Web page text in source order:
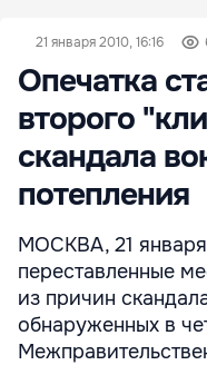
21 января 2010, 16:16
Опечатка
второго
скандала
потепления
МОСКВА, 21
переставленные
из причин
обнаруженных в